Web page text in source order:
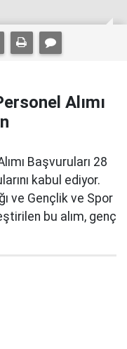
Alımı
Başvuruları 28
kabul ediyor.
ve Gençlik ve Spor
bu alım, genç